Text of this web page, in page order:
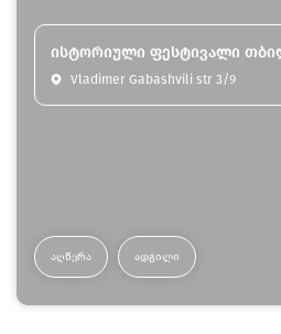
ისტორიული ფესტივალი
Vladimer Gabashvili str 3/9
ᲐᲦᲬᲔᲠᲐ ᲐᲓᲒᲘᲚᲘ